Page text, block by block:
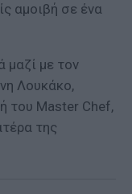
αμοιβή σε ένα
μαζί με τον
Λουκάκο,
του Master Chef,
της